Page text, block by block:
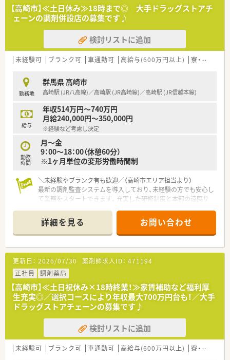
【高崎市】≪土日休み≫18時まで◎ 大手ドラッグストアチ
ェーンの調剤併設店の募集です♪
検討リストに追加
未経験可 ブランク可 車通勤可 高給与(600万円以上) 寮・借上社宅あり
勤務地
群馬県 高崎市
高崎駅 (JR八高線)／高崎駅 (JR高崎線)／高崎駅 (JR信越本線)
給与
年収514万円～740万円
月給240,000円～350,000円
※経験など考慮し決定
勤務
時間
月～金
9：00～18：00（休憩60分）
※1ヶ月単位の変形労働時間制
＼未経験やブランク有も歓迎／（高崎市エリア担当より）
最新の調剤監査システムを導入しており、未経験の方でも安心し
て業務をスタートできます。充実した研修制度と本部の遠隔サ
＊------------------------------------------＊
【店舗情報と応需状況について】
■高崎駅から車で10分ほどの場所に位置し、車通勤も可能なア
クセスの良いドラッグストア併設の調剤薬局です。
■面分業として幅広い医療機関から処方箋を応需しており、極端
に科目が偏ることなく多様な処方箋を経験できます。
■1日の処方箋応需枚数は10枚程度と落ち着いており、患者様一
人ひとりとじっくり向き合うことができる環境です。
【法人特徴について】
■創業から150年以上もの歴史を持つ企業であり、全国各地に新
規出店を続けるなど右肩上がりの成長を遂げています。
■ヘルスとビューティーを1店舗に集約した独自の店舗づくりを
特長としており、利便性の高いかかりつけ薬局を目指します。
詳細を見る お問い合わせ
更新日： 2026/07/30 薬剤師求人ID： 471194
正社員
調剤薬局
【高崎市】≪土日祝休み×18時終業！≫家賃補助など福利厚
生充実◎／選択コースにより年収最大700万円台も！／大手
ドラッグストアチェーンの募集です♪
検討リストに追加
未経験可 ブランク可 車通勤可 高給与(600万円以上) 寮・借上社宅あり